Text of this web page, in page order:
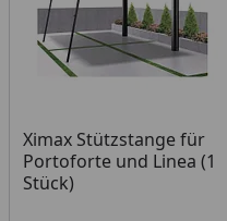
Zeitlose Eleganz und
Freistehende
platzökonomisch
Erhältliche Farben:
Geeignet für 2 PKW
Ximax Stützstange für
Portoforte und Linea (1
Stück)